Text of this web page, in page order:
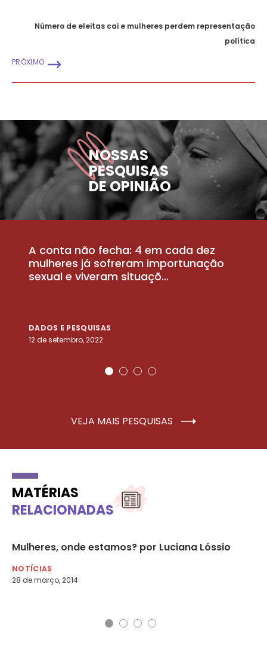
Número de eleitas cai e mulheres perdem representação
política
PRÓXIMO
NOSSAS
PESQUISAS
DE OPINIÃO
A conta não fecha: 4 em cada dez
mulheres já sofreram importunação
sexual e viveram situaçõ...
DADOS E PESQUISAS
12 de setembro, 2022
VEJA MAIS PESQUISAS
MATÉRIAS
RELACIONADAS
Mulheres, onde estamos? por Luciana Lóssio
NOTÍCIAS
28 de março, 2014